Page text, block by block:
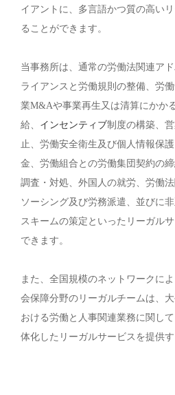
イアントに、多言語かつ質の高い
ることができます。
当事務所は、通常の労働法関連ア
ライアンスと労働規則の整備、労
業M&Aや事業再生又は清算にかか
給、 インセンティブ制度の構築、
止、労働安全衛生及び個人情報保
金、労働組合との労働集団契約の
調査・対処、外国人の就労、労働
ソーシング及び労務派遣、並びに
スキームの策定といったリーガル
できます。
また、全国規模のネットワークに
会保障分野のリーガルチームは、
おける労働と人事関連業務に関し
体化したリーガルサービスを提供す